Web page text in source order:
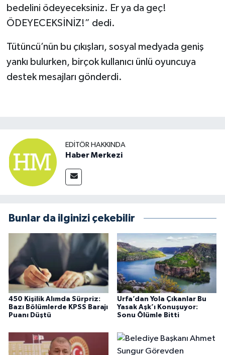
bedelini ödeyeceksiniz. Er ya da geç!
ÖDEYECEKSİNİZ!” dedi.
Tütüncü’nün bu çıkışları, sosyal medyada geniş
yankı bulurken, birçok kullanıcı ünlü oyuncuya
destek mesajları gönderdi.
EDITÖR HAKKINDA
Haber Merkezi
Bunlar da ilginizi çekebilir
450 Kişilik Alımda Sürpriz:
Bazı Bölümlerde KPSS Barajı
Puanı Düştü
Urfa’dan Yola Çıkanlar Bu
Yasak Aşk’ı Konuşuyor:
Sonu Ölümle Bitti